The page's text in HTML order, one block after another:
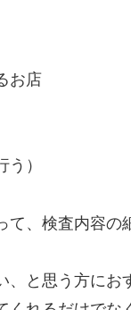
お店
）
て、検査内容
、と思う方に